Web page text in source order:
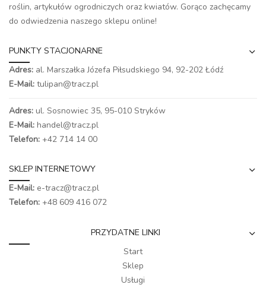
roślin, artykułów ogrodniczych oraz kwiatów. Gorąco zachęcamy
do odwiedzenia naszego sklepu online!
PUNKTY STACJONARNE
Adres: al. Marszałka Józefa Piłsudskiego 94, 92-202 Łódź
E-Mail: tulipan@tracz.pl
Adres: ul. Sosnowiec 35, 95-010 Stryków
E-Mail: handel@tracz.pl
Telefon: +42 714 14 00
SKLEP INTERNETOWY
E-Mail: e-tracz@tracz.pl
Telefon: +48 609 416 072
PRZYDATNE LINKI
Start
Sklep
Usługi